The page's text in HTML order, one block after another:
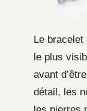
Le
le plus
avant
détail, les